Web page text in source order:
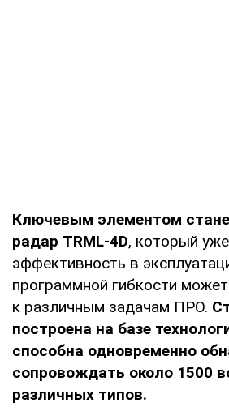
Ключевым элементом
радар TRML-4D, который
эффективность в
программной гибкости
к различным задачам ПРО.
построена на базе
способна одновременно
сопровождать около 1500
различных типов.